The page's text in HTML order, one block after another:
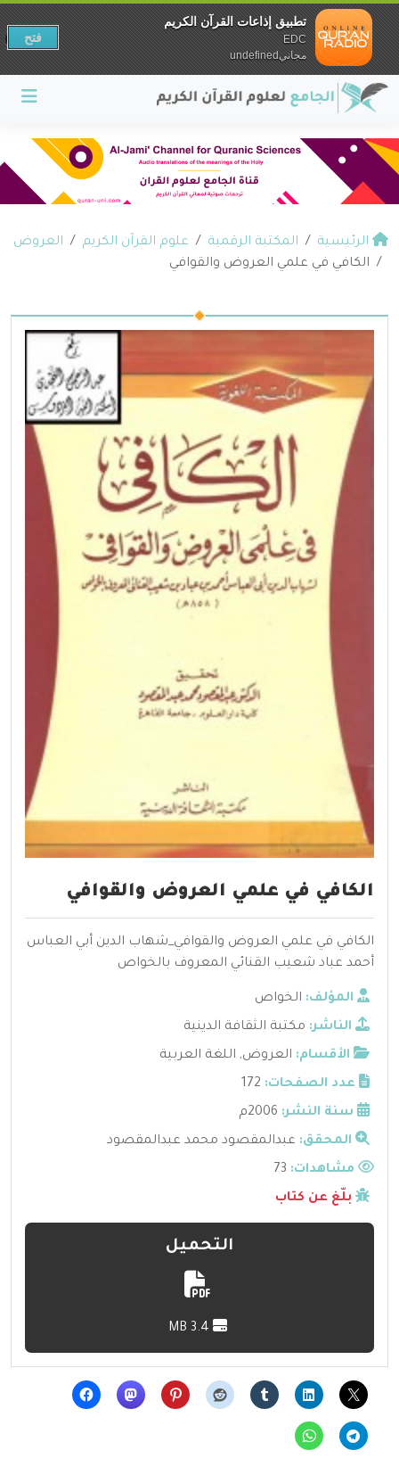
الرئيسية المكتبة الرقمية علوم القرآن الكريم
العروض
الكافي في علمي العروض والقوافي
الكافي في علمي العروض والقوافي
الكافي في علمي العروض والقوافي_شهاب الدين أبي العباس
أحمد عباد شعيب القنائي المعروف بالخواص
المؤلف: الخواص
الناشر: مكتبة الثقافة الدينية
الأقسام: العروض, اللغة العربية
عدد الصفحات: 172
سنة النشر: 2006م
المحقق: عبدالمقصود محمد عبدالمقصود
مشاهدات:
بلّغ عن كتاب
التحميل
تطبيق إذاعات القرآن الكريم
EDC
مجانيundefined
فتح